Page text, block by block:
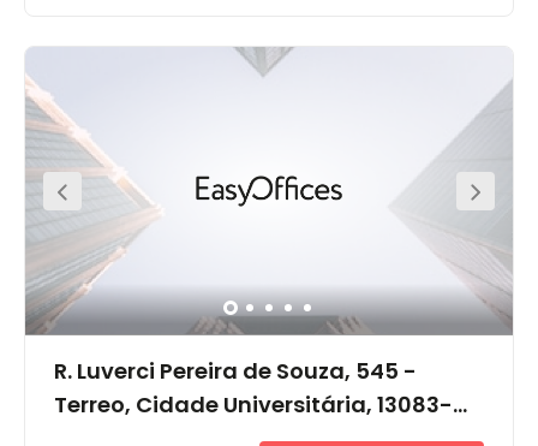
R. Luverci Pereira de Souza, 545 -
Terreo, Cidade Universitária, 13083-